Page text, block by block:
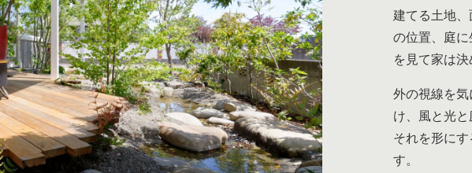
建てる土地
の位置、庭
を見て家は
外の視線を
け、風と光
それを形に
す。